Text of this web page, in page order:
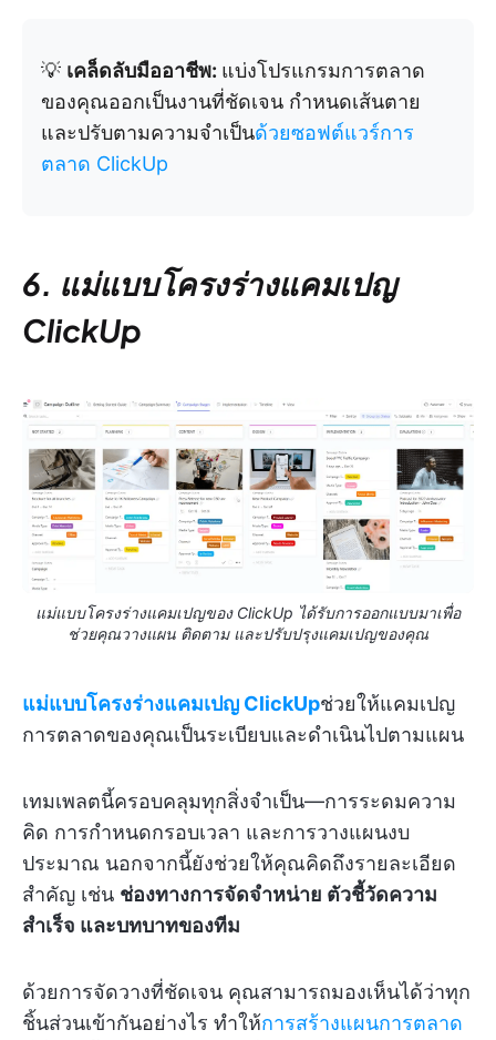
💡 เคล็ดลับมืออาชีพ: แบ่งโปรแกรมการตลาด
ของคุณออกเป็นงานที่ชัดเจน กำหนดเส้นตาย
และปรับตามความจำเป็นด้วยซอฟต์แวร์การ
ตลาด ClickUp
6. แม่แบบโครงร่างแคมเปญ
ClickUp
แม่แบบโครงร่างแคมเปญของ ClickUp ได้รับการออกแบบมาเพื่อ
ช่วยคุณวางแผน ติดตาม และปรับปรุงแคมเปญของคุณ
แม่แบบโครงร่างแคมเปญ ClickUpช่วยให้แคมเปญ
การตลาดของคุณเป็นระเบียบและดำเนินไปตามแผน
เทมเพลตนี้ครอบคลุมทุกสิ่งจำเป็น—การระดมความ
คิด การกำหนดกรอบเวลา และการวางแผนงบ
ประมาณ นอกจากนี้ยังช่วยให้คุณคิดถึงรายละเอียด
สำคัญ เช่น ช่องทางการจัดจำหน่าย ตัวชี้วัดความ
สำเร็จ และบทบาทของทีม
ด้วยการจัดวางที่ชัดเจน คุณสามารถมองเห็นได้ว่าทุก
ชิ้นส่วนเข้ากันอย่างไร ทำให้การสร้างแผนการตลาด